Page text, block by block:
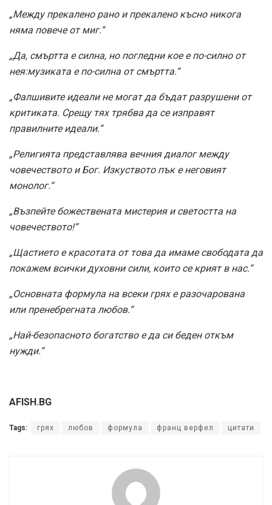
„Между прекалено рано и прекалено късно никога
няма повече от миг.“
„Да, смъртта е силна, но погледни кое е по-силно от
нея:музиката е по-силна от смъртта.“
„Фалшивите идеали не могат да бъдат разрушени от
критиката. Срещу тях трябва да се изправят
правилните идеали.“
„Религията представлява вечния диалог между
човечеството и Бог. Изкуството пък е неговият
монолог.“
„Възпейте божествената мистерия и светостта на
човечеството!“
„Щастието е красотата от това да имаме свободата да
покажем всички духовни сили, които се крият в нас.“
„Основната формула на всеки грях е разочарована
или пренебрегната любов.“
„Най-безопасното богатство е да си беден откъм
нужди.“
AFISH.BG
Tags: грях любов формула франц верфел цитати